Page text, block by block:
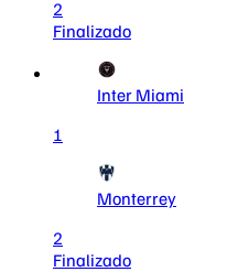
2
Finalizado
Inter Miami
1
Monterrey
2
Finalizado